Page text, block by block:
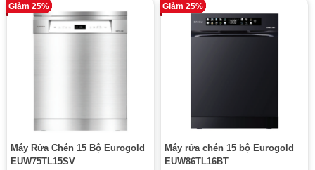
Giảm 25%
Máy Rửa Chén 15 Bộ Eurogold
EUW75TL15SV
Giảm 25%
Máy rửa chén 15 bộ Eurogold
EUW86TL16BT